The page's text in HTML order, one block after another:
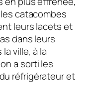
catacombes
leurs lacets et
dans leurs
ville, à la
a sorti les
réfrigérateur et